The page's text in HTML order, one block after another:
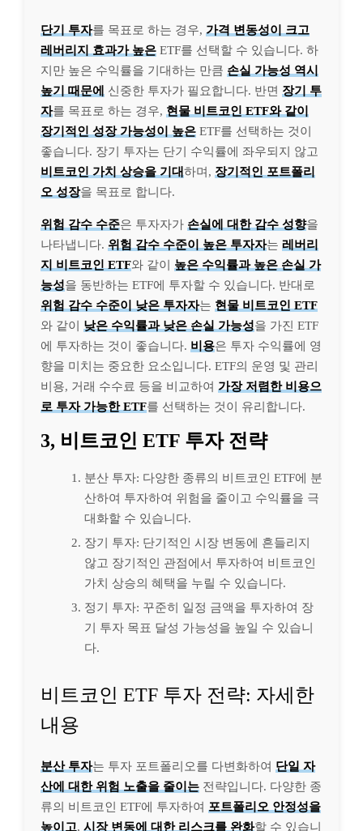
단기 투자를 목표로 하는 경우, 가격 변동성이 크고
레버리지 효과가 높은 ETF를 선택할 수 있습니다. 하
지만 높은 수익률을 기대하는 만큼 손실 가능성 역시
높기 때문에
신중한 투자가 필요합니다. 반면 장기 투
자를 목표로 하는 경우, 현물 비트코인 ETF와 같이
장기적인 성장 가능성이 높은 ETF를 선택하는 것이
좋습니다. 장기 투자는 단기 수익률에 좌우되지 않고
비트코인 가치 상승을 기대하며, 장기적인 포트폴리
오 성장을 목표로 합니다.
위험 감수 수준은 투자자가 손실에 대한 감수 성향을
나타냅니다. 위험 감수 수준이 높은 투자자는 레버리
지 비트코인 ETF와 같이 높은 수익률과 높은 손실 가
능성을 동반하는 ETF에 투자할 수 있습니다. 반대로
위험 감수 수준이 낮은 투자자는 현물 비트코인 ETF
와 같이 낮은 수익률과 낮은 손실 가능성을 가진 ETF
에 투자하는 것이 좋습니다. 비용은 투자 수익률에 영
향을 미치는 중요한 요소입니다. ETF의 운영 및 관리
비용, 거래 수수료 등을 비교하여 가장 저렴한 비용으
로 투자 가능한 ETF를 선택하는 것이 유리합니다.
3, 비트코인 ETF 투자 전략
분산 투자: 다양한 종류의 비트코인 ETF에 분
산하여 투자하여 위험을 줄이고 수익률을 극
대화할 수 있습니다.
장기 투자: 단기적인 시장 변동에 흔들리지
않고 장기적인 관점에서 투자하여 비트코인
가치 상승의 혜택을 누릴 수 있습니다.
정기 투자: 꾸준히 일정 금액을 투자하여 장
기 투자 목표 달성 가능성을 높일 수 있습니
다.
비트코인 ETF 투자 전략: 자세한
내용
분산 투자는 투자 포트폴리오를 다변화하여 단일 자
산에 대한 위험 노출을 줄이는 전략입니다. 다양한 종
류의 비트코인 ETF에 투자하여 포트폴리오 안정성을
높이고, 시장 변동에 대한 리스크를 완화할 수 있습니